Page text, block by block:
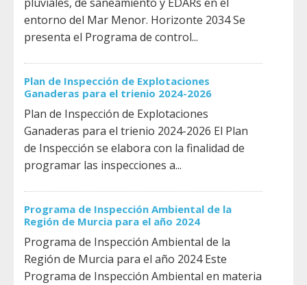
entorno del Mar Menor. Horizonte 2034 Se
presenta el Programa de control...
Plan de Inspección de Explotaciones
Ganaderas para el trienio 2024-2026
Plan de Inspección de Explotaciones
Ganaderas para el trienio 2024-2026 El Plan
de Inspección se elabora con la finalidad de
programar las inspecciones a...
Programa de Inspección Ambiental de la
Región de Murcia para el año 2024
Programa de Inspección Ambiental de la
Región de Murcia para el año 2024 Este
Programa de Inspección Ambiental en materia